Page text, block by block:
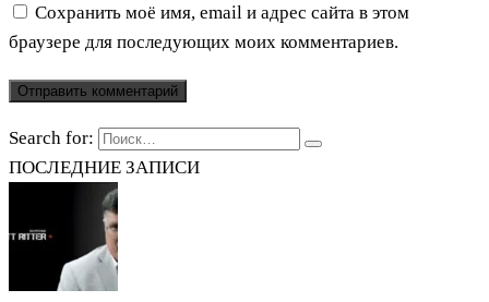
Сохранить моё имя, email и адрес сайта в этом
браузере для последующих моих комментариев.
Search for:
ПОСЛЕДНИЕ ЗАПИСИ